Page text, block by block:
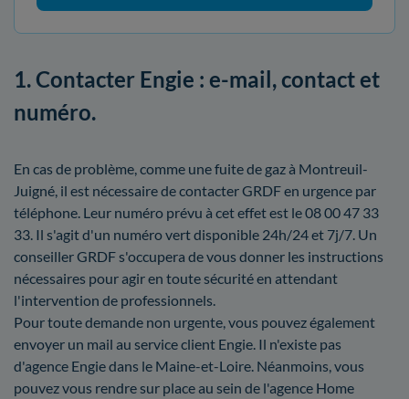
1. Contacter Engie : e-mail, contact et
numéro.
En cas de problème, comme une fuite de gaz à Montreuil-
Juigné, il est nécessaire de contacter GRDF en urgence par
téléphone. Leur numéro prévu à cet effet est le 08 00 47 33
33. Il s'agit d'un numéro vert disponible 24h/24 et 7j/7. Un
conseiller GRDF s'occupera de vous donner les instructions
nécessaires pour agir en toute sécurité en attendant
l'intervention de professionnels.
Pour toute demande non urgente, vous pouvez également
envoyer un mail au service client Engie. Il n'existe pas
d'agence Engie dans le Maine-et-Loire. Néanmoins, vous
pouvez vous rendre sur place au sein de l'agence Home